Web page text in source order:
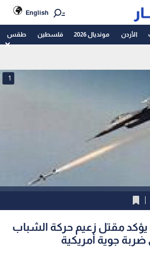
English
الأردن مونديال 2026 فلسطين طقس
1
يؤكد مقتل زعيم حركة الشباب
ضربة جوية أمريكية